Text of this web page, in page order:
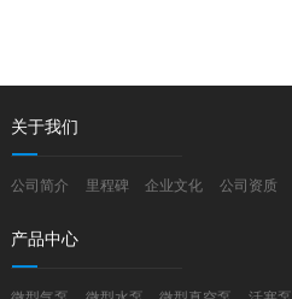
关于我们
公司简介 里程碑 企业文化 公司资质
产品中心